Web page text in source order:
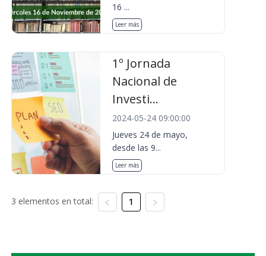
16 ...
Leer más
1º Jornada
Nacional de
Investi...
2024-05-24 09:00:00
Jueves 24 de mayo,
desde las 9...
Leer más
3 elementos en total: 1